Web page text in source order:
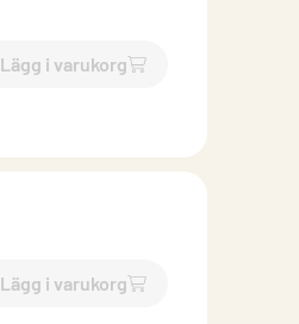
Lägg i varukorg
`$Lägg till
Lägg i varukorg
`$Lägg till